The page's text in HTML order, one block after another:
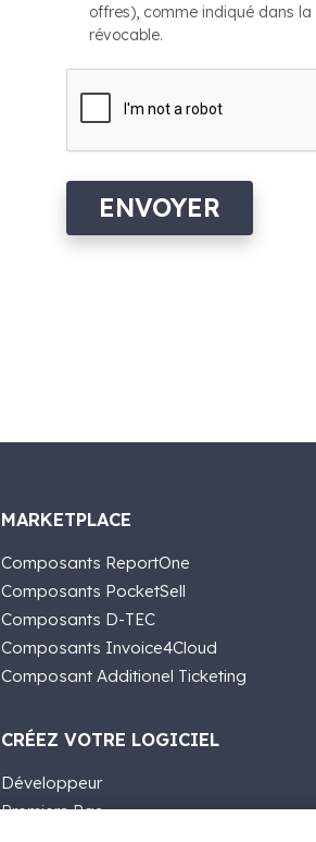
offres), comme indiqué dans la
révocable.
ENVOYER
MARKETPLACE
Composants ReportOne
Composants PocketSell
Composants D-TEC
Composants Invoice4Cloud
Composant Additionel Ticketing
CRÉEZ VOTRE LOGICIEL
Développeur
Premiers Pas